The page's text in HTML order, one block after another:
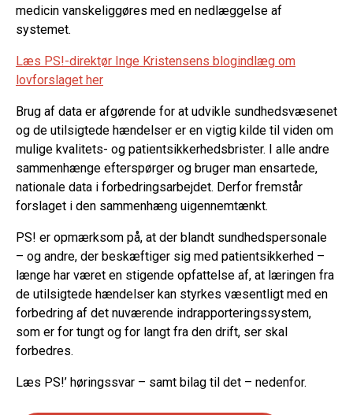
medicin vanskeliggøres med en nedlæggelse af
systemet.
Læs PS!-direktør Inge Kristensens blogindlæg om
lovforslaget her
Brug af data er afgørende for at udvikle sundhedsvæsenet
og de utilsigtede hændelser er en vigtig kilde til viden om
mulige kvalitets- og patientsikkerhedsbrister. I alle andre
sammenhænge efterspørger og bruger man ensartede,
nationale data i forbedringsarbejdet. Derfor fremstår
forslaget i den sammenhæng uigennemtænkt.
PS! er opmærksom på, at der blandt sundhedspersonale
– og andre, der beskæftiger sig med patientsikkerhed –
længe har været en stigende opfattelse af, at læringen fra
de utilsigtede hændelser kan styrkes væsentligt med en
forbedring af det nuværende indrapporteringssystem,
som er for tungt og for langt fra den drift, ser skal
forbedres.
Læs PS!’ høringssvar – samt bilag til det – nedenfor.